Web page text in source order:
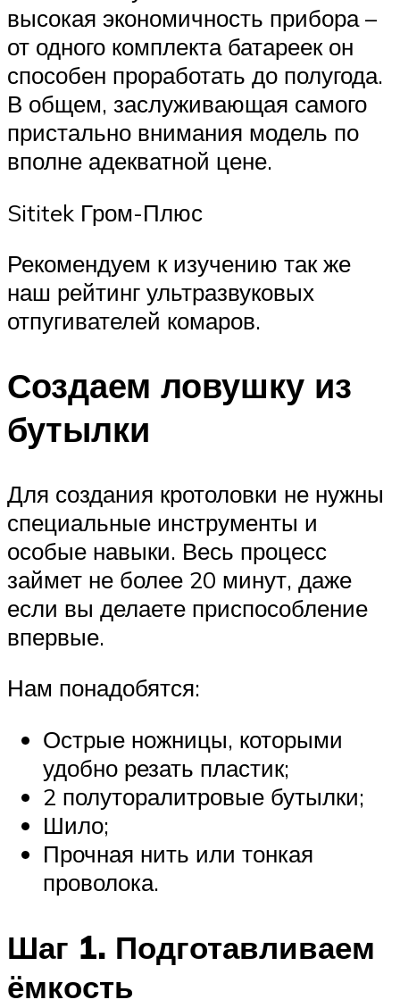
высокая экономичность прибора –
от одного комплекта батареек он
способен проработать до полугода.
В общем, заслуживающая самого
пристально внимания модель по
вполне адекватной цене.
Sititek Гром-Плюс
Рекомендуем к изучению так же
наш рейтинг ультразвуковых
отпугивателей комаров.
Создаем ловушку из
бутылки
Для создания кротоловки не нужны
специальные инструменты и
особые навыки. Весь процесс
займет не более 20 минут, даже
если вы делаете приспособление
впервые.
Нам понадобятся:
Острые ножницы, которыми
удобно резать пластик;
2 полуторалитровые бутылки;
Шило;
Прочная нить или тонкая
проволока.
Шаг 1. Подготавливаем
ёмкость